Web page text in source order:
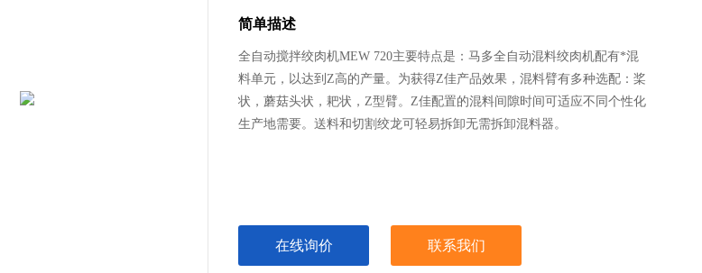
简单描述
全自动搅拌绞肉机MEW 720主要特点是：马多全自动混料绞肉机配有*混
料单元，以达到Z高的产量。为获得Z佳产品效果，混料臂有多种选配：桨
状，蘑菇头状，耙状，Z型臂。Z佳配置的混料间隙时间可适应不同个性化
生产地需要。送料和切割绞龙可轻易拆卸无需拆卸混料器。
在线询价 联系我们